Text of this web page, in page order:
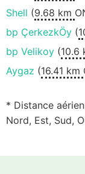
Shell (9.68 km
bp ÇerkezkÖy (
bp Velikoy (10.6
Aygaz (16.41 km
* Distance
Nord, Est, Sud,